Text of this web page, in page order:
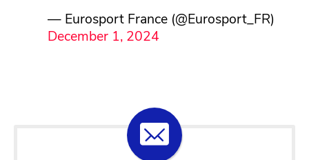
— Eurosport France (@Eurosport_FR)
December 1, 2024